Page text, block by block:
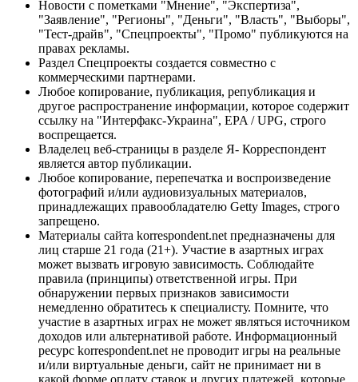
Новости с пометками "Мнение", "Экспертиза",
"Заявление", "Регионы", "Деньги", "Власть", "Выборы",
"Тест-драйв", "Спецпроекты", "Промо" публикуются на
правах рекламы.
Раздел Спецпроекты создается совместно с
коммерческими партнерами.
Любое копирование, публикация, републикация и
другое распространение информации, которое содержит
ссылку на "Интерфакс-Украина", EPA / UPG, строго
воспрещается.
Владелец веб-страницы в разделе Я- Корреспондент
является автор публикации.
Любое копирование, перепечатка и воспроизведение
фотографий и/или аудиовизуальных материалов,
принадлежащих правообладателю Getty Images, строго
запрещено.
Материалы сайта korrespondent.net предназначены для
лиц старше 21 года (21+). Участие в азартных играх
может вызвать игровую зависимость. Соблюдайте
правила (принципы) ответственной игры. При
обнаружении первых признаков зависимости
немедленно обратитесь к специалисту. Помните, что
участие в азартных играх не может являться источником
доходов или альтернативой работе. Информационный
ресурс korrespondent.net не проводит игры на реальные
и/или виртуальные деньги, сайт не принимает ни в
какой форме оплату ставок и других платежей, которые